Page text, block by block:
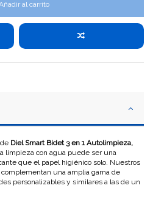
al carrito
Diel Smart Bidet 3 en 1 Autolimpieza,
limpieza con agua puede ser una
que el papel higiénico solo. Nuestros
una amplia gama de
personalizables y similares a las de un